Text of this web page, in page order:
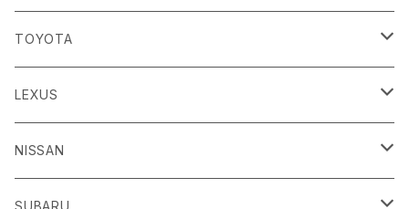
TOYOTA
86
H24/4～R3/8 ZN6
GR86
R3/10～ ZN8
ｂＢ
LEXUS
ＣＴ
H23/1～R4/11
ＥＳ
NISSAN
ＡＤ